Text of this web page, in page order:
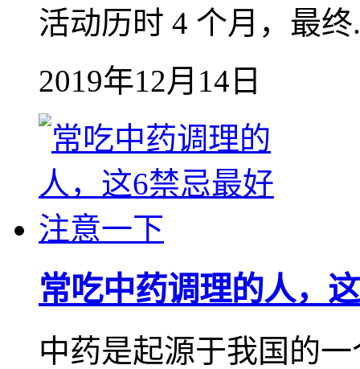
活动历时 4 个月，最终
2019年12月14日
常吃中药调理的人，
中药是起源于我国的